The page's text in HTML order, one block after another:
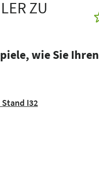
ZU
wie Sie Ihren
I32